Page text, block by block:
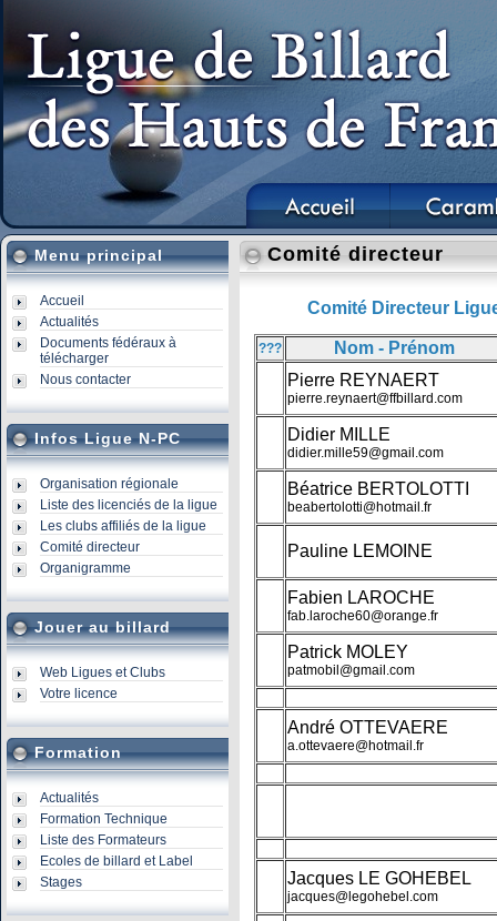
Menu principal
Accueil
Actualités
Documents fédéraux à
télécharger
Nous contacter
Infos Ligue N-PC
Organisation régionale
Liste des licenciés de la ligue
Les clubs affiliés de la ligue
Comité directeur
Organigramme
Jouer au billard
Web Ligues et Clubs
Votre licence
Formation
Actualités
Formation Technique
Liste des Formateurs
Ecoles de billard et Label
Stages
Comité directeur
Comité Directeur
???
Nom - Prénom
Pierre REYNAERT
pierre.reynaert@ffbillard.com
Didier MILLE
didier.mille59@gmail.com
Béatrice BERTOLOTTI
beabertolotti@hotmail.fr
Pauline LEMOINE
Fabien LAROCHE
fab.laroche60@orange.fr
Patrick MOLEY
patmobil@gmail.com
André OTTEVAERE
a.ottevaere@hotmail.fr
Jacques LE GOHEBEL
jacques@legohebel.com